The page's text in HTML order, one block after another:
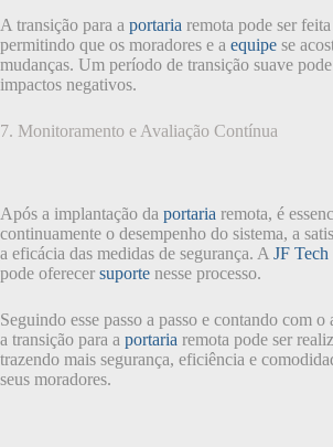
A transição para a portaria remota pode ser
permitindo que os moradores e a equipe se
mudanças. Um período de transição suave
impactos negativos.
7. Monitoramento e Avaliação Contínua
Após a implantação da portaria remota, é
continuamente o desempenho do sistema, a
a eficácia das medidas de segurança. A JF Tech
pode oferecer suporte nesse processo.
Seguindo esse passo a passo e contando com o
a transição para a portaria remota pode ser
trazendo mais segurança, eficiência e
seus moradores.